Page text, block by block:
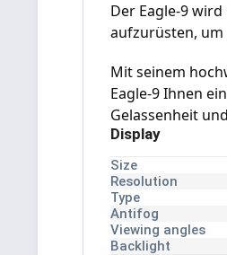
Der Eagle-9
aufzurüsten, um
Mit seinem
Eagle-9 Ihnen
Gelassenheit
Display
Size
Resolution
Type
Antifog
Viewing angles
Backlight